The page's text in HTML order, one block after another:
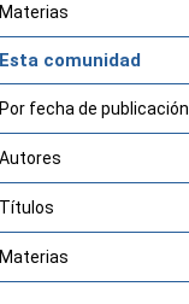
Materias
Esta comunidad
Por fecha de publicación
Autores
Títulos
Materias